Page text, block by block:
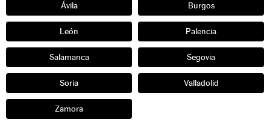
Ávila Burgos
León Palencia
Salamanca Segovia
Soria Valladolid
Zamora